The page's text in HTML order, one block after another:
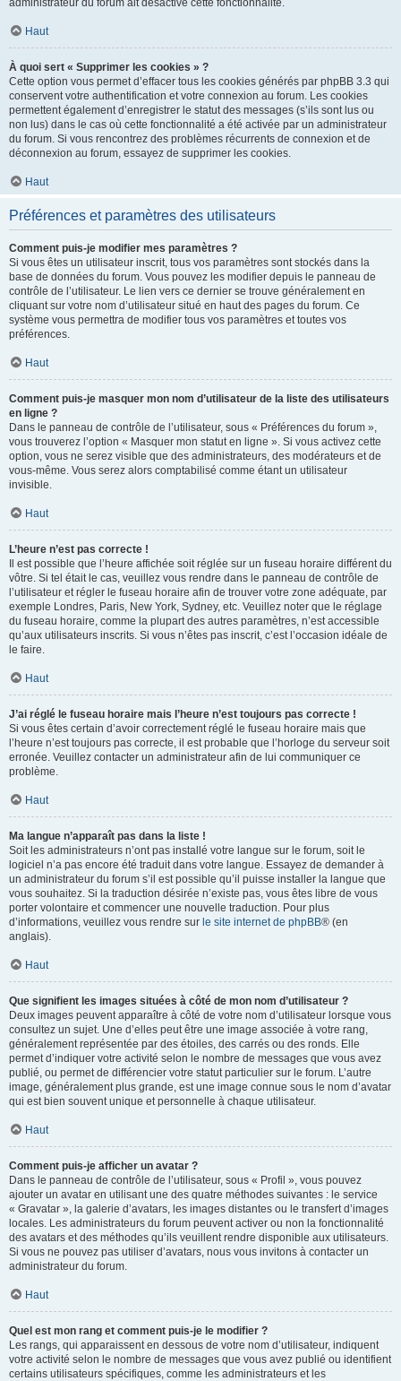
administrateur du forum ait désactivé cette fonctionnalité.
Haut
À quoi sert « Supprimer les cookies » ?
Cette option vous permet d’effacer tous les cookies générés par phpBB 3.3 qui
conservent votre authentification et votre connexion au forum. Les cookies
permettent également d’enregistrer le statut des messages (s’ils sont lus ou
non lus) dans le cas où cette fonctionnalité a été activée par un administrateur
du forum. Si vous rencontrez des problèmes récurrents de connexion et de
déconnexion au forum, essayez de supprimer les cookies.
Haut
Préférences et paramètres des utilisateurs
Comment puis-je modifier mes paramètres ?
Si vous êtes un utilisateur inscrit, tous vos paramètres sont stockés dans la
base de données du forum. Vous pouvez les modifier depuis le panneau de
contrôle de l’utilisateur. Le lien vers ce dernier se trouve généralement en
cliquant sur votre nom d’utilisateur situé en haut des pages du forum. Ce
système vous permettra de modifier tous vos paramètres et toutes vos
préférences.
Haut
Comment puis-je masquer mon nom d’utilisateur de la liste des utilisateurs
en ligne ?
Dans le panneau de contrôle de l’utilisateur, sous « Préférences du forum »,
vous trouverez l’option « Masquer mon statut en ligne ». Si vous activez cette
option, vous ne serez visible que des administrateurs, des modérateurs et de
vous-même. Vous serez alors comptabilisé comme étant un utilisateur
invisible.
Haut
L’heure n’est pas correcte !
Il est possible que l’heure affichée soit réglée sur un fuseau horaire différent du
vôtre. Si tel était le cas, veuillez vous rendre dans le panneau de contrôle de
l’utilisateur et régler le fuseau horaire afin de trouver votre zone adéquate, par
exemple Londres, Paris, New York, Sydney, etc. Veuillez noter que le réglage
du fuseau horaire, comme la plupart des autres paramètres, n’est accessible
qu’aux utilisateurs inscrits. Si vous n’êtes pas inscrit, c’est l’occasion idéale de
le faire.
Haut
J’ai réglé le fuseau horaire mais l’heure n’est toujours pas correcte !
Si vous êtes certain d’avoir correctement réglé le fuseau horaire mais que
l’heure n’est toujours pas correcte, il est probable que l’horloge du serveur soit
erronée. Veuillez contacter un administrateur afin de lui communiquer ce
problème.
Haut
Ma langue n’apparaît pas dans la liste !
Soit les administrateurs n’ont pas installé votre langue sur le forum, soit le
logiciel n’a pas encore été traduit dans votre langue. Essayez de demander à
un administrateur du forum s’il est possible qu’il puisse installer la langue que
vous souhaitez. Si la traduction désirée n’existe pas, vous êtes libre de vous
porter volontaire et commencer une nouvelle traduction. Pour plus
d’informations, veuillez vous rendre sur le site internet de phpBB® (en
anglais).
Haut
Que signifient les images situées à côté de mon nom d’utilisateur ?
Deux images peuvent apparaître à côté de votre nom d’utilisateur lorsque vous
consultez un sujet. Une d’elles peut être une image associée à votre rang,
généralement représentée par des étoiles, des carrés ou des ronds. Elle
permet d’indiquer votre activité selon le nombre de messages que vous avez
publié, ou permet de différencier votre statut particulier sur le forum. L’autre
image, généralement plus grande, est une image connue sous le nom d’avatar
qui est bien souvent unique et personnelle à chaque utilisateur.
Haut
Comment puis-je afficher un avatar ?
Dans le panneau de contrôle de l’utilisateur, sous « Profil », vous pouvez
ajouter un avatar en utilisant une des quatre méthodes suivantes : le service
« Gravatar », la galerie d’avatars, les images distantes ou le transfert d’images
locales. Les administrateurs du forum peuvent activer ou non la fonctionnalité
des avatars et des méthodes qu’ils veuillent rendre disponible aux utilisateurs.
Si vous ne pouvez pas utiliser d’avatars, nous vous invitons à contacter un
administrateur du forum.
Haut
Quel est mon rang et comment puis-je le modifier ?
Les rangs, qui apparaissent en dessous de votre nom d’utilisateur, indiquent
votre activité selon le nombre de messages que vous avez publié ou identifient
certains utilisateurs spécifiques, comme les administrateurs et les